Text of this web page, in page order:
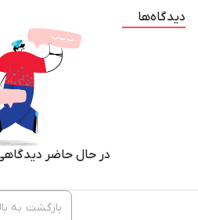
دیدگاه‌ها
در حال حاضر
بازگشت به